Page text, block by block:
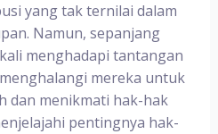
yang tak ternilai dalam
Namun, sepanjang
menghadapi tantangan
mereka untuk
dan menikmati hak-hak
pentingnya hak-